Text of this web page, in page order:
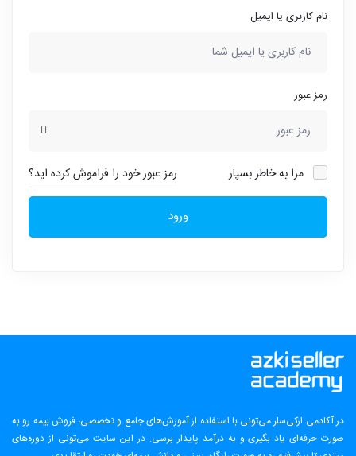
نام کاربری یا ایمیل
رمز عبور
مرا به خاطر بسپار رمز عبور خود را فراموش کرده اید؟
ورود
در آکادمی ازکی‌سلر می‌تونی با استفاده از آموزش‌های جامع و تخصصی، فروش بیمه رو به
صورت حرفه‌ای یاد بگیری و به درآمد پایدار برسی. در این سایت می‌تونی از دوره‌های